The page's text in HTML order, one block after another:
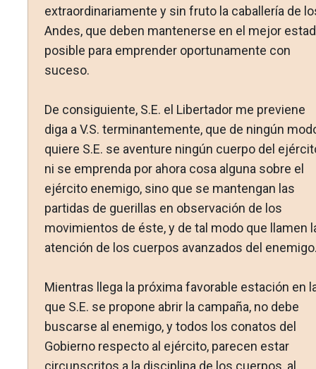
extraordinariamente y sin fruto la caballería de
Andes, que deben mantenerse en el mejor
posible para emprender oportunamente con
suceso.
De consiguiente, S.E. el Libertador me previene
diga a V.S. terminantemente, que de ningún
quiere S.E. se aventure ningún cuerpo del
ni se emprenda por ahora cosa alguna sobre el
ejército enemigo, sino que se mantengan las
partidas de guerillas en observación de los
movimientos de éste, y de tal modo que llamen
atención de los cuerpos avanzados del
Mientras llega la próxima favorable estación en
que S.E. se propone abrir la campaña, no debe
buscarse al enemigo, y todos los conatos del
Gobierno respecto al ejército, parecen estar
circunscritos a la disciplina de los cuerpos, al